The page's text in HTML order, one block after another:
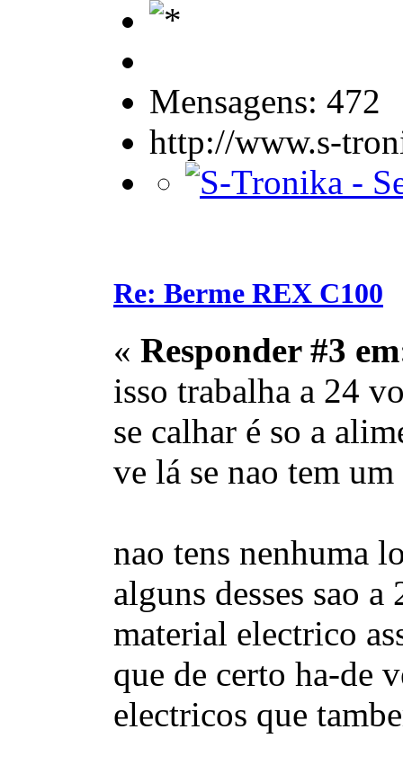
Mensagens: 472
http://www.s-
Re: Berme REX C100
« Responder #3
isso trabalha a 24
se calhar é so a
ve lá se nao tem
nao tens nenhuma
alguns desses sao
material electrico
que de certo ha-de
electricos que